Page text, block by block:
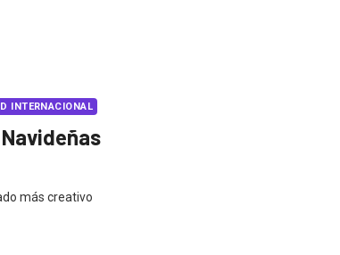
INTERNACIONAL
más creativo